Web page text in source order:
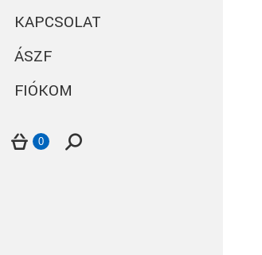
KAPCSOLAT
ÁSZF
FIÓKOM
0 Search: